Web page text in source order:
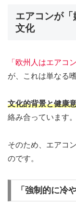
エアコンが
文化
「欧州人はエアコ
が、これは単なる
文化的背景と健康
絡み合っています。
そのため、エアコ
のです。
「強制的に冷